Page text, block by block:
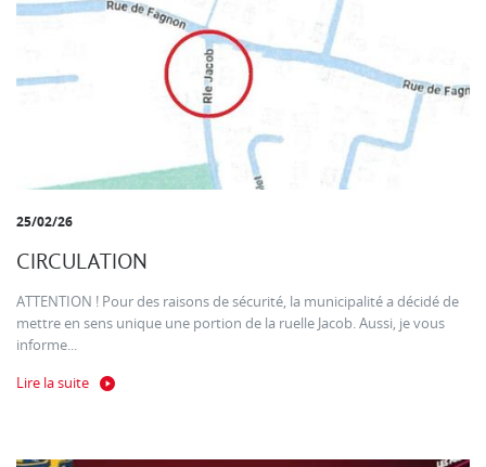
25/02/26
CIRCULATION
ATTENTION ! Pour des raisons de sécurité, la municipalité a décidé de
mettre en sens unique une portion de la ruelle Jacob. Aussi, je vous
informe...
Lire la suite